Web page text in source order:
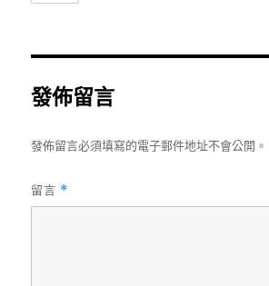
發佈留言
發佈留言必須填寫的電子郵件地址不會公開。
留言 *